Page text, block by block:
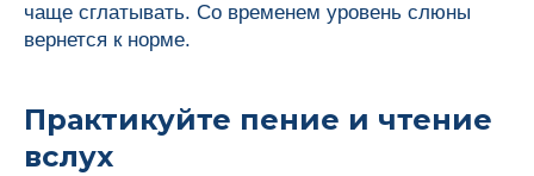
чаще сглатывать. Со временем уровень слюны
вернется к норме.
Практикуйте пение и чтение
вслух